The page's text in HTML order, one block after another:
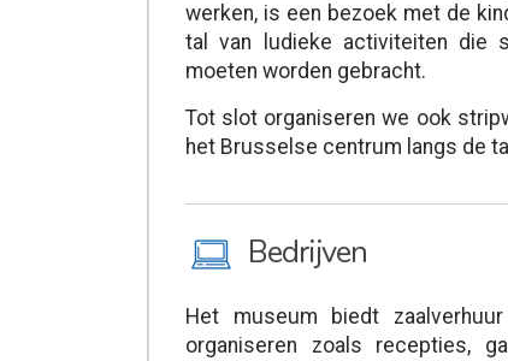
werken, is een bezoek met de
tal van ludieke activiteiten die
moeten worden gebracht.
Tot slot organiseren we ook
het Brusselse centrum langs de
M Bedrijven
Het museum biedt
organiseren zoals recepties,